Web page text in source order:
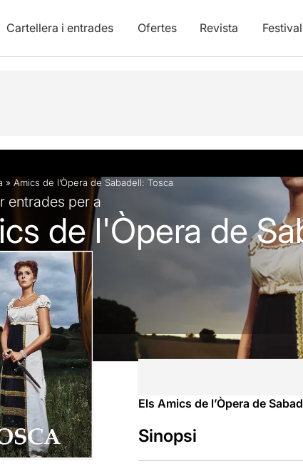
Cartellera i entrades Ofertes Revista
Fitxa artística
» Amics de l’Òpera de Sabadell: Tosca
entrades per a
de l'Òpera de
Els Amics de l’Òpera de
Sinopsi